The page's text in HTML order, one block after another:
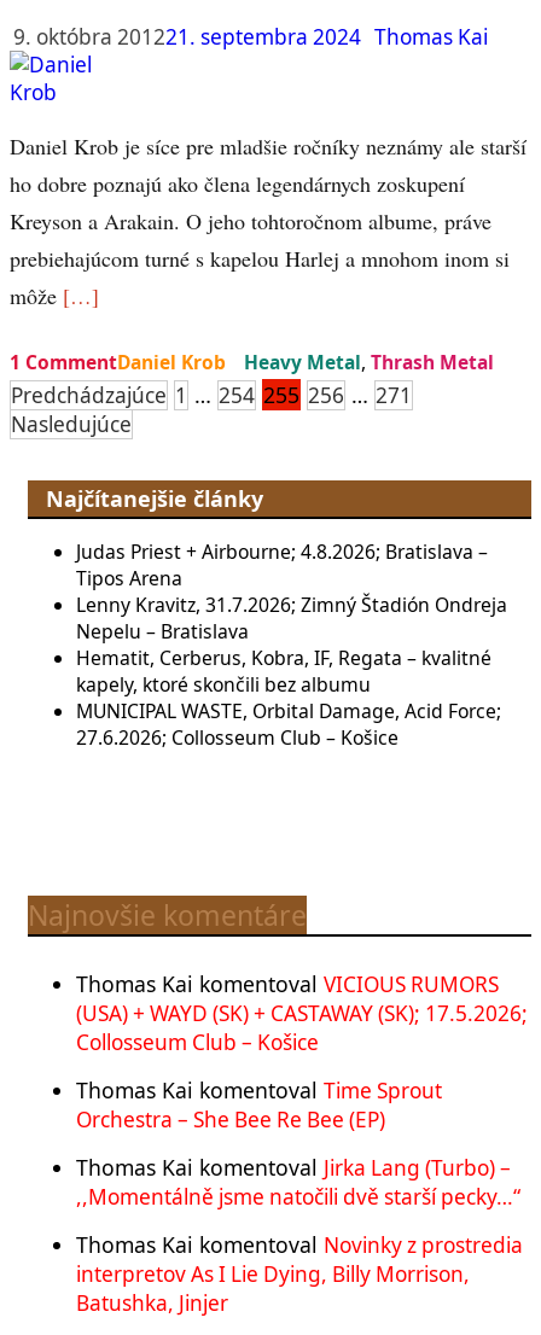
9. októbra 201221. septembra 2024 Thomas Kai
Daniel Krob je síce pre mladšie ročníky neznámy ale starší
ho dobre poznajú ako člena legendárnych zoskupení
Kreyson a Arakain. O jeho tohtoročnom albume, práve
prebiehajúcom turné s kapelou Harlej a mnohom inom si
môže […]
1 CommentDaniel Krob Heavy Metal, Thrash Metal
Stránkovanie
príspevkov
Predchádzajúce 1 … 254 255 256 … 271
Nasledujúce
Najčítanejšie články
Judas Priest + Airbourne; 4.8.2026; Bratislava –
Tipos Arena
Lenny Kravitz, 31.7.2026; Zimný Štadión Ondreja
Nepelu – Bratislava
Hematit, Cerberus, Kobra, IF, Regata – kvalitné
kapely, ktoré skončili bez albumu
MUNICIPAL WASTE, Orbital Damage, Acid Force;
27.6.2026; Collosseum Club – Košice
Najnovšie komentáre
Thomas Kai komentoval VICIOUS RUMORS
(USA) + WAYD (SK) + CASTAWAY (SK); 17.5.2026;
Collosseum Club – Košice
Thomas Kai komentoval Time Sprout
Orchestra – She Bee Re Bee (EP)
Thomas Kai komentoval Jirka Lang (Turbo) –
,,Momentálně jsme natočili dvě starší pecky…“
Thomas Kai komentoval Novinky z prostredia
interpretov As I Lie Dying, Billy Morrison,
Batushka, Jinjer